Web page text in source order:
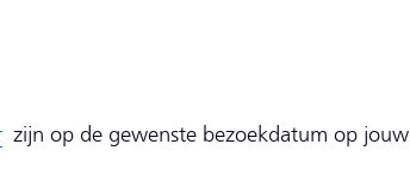
zijn op de gewenste bezoekdatum op jouw